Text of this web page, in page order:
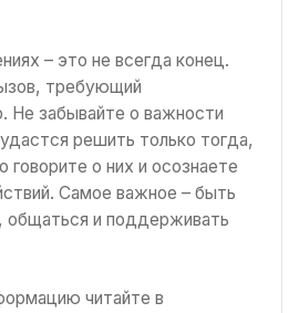
– это не всегда конец.
требующий
Не забывайте о важности
решить только тогда,
говорите о них и осознаете
Самое важное – быть
общаться и поддерживать
читайте в